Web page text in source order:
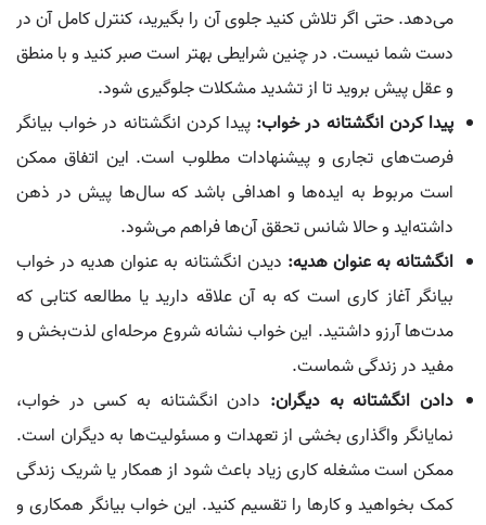
می‌دهد. حتی اگر تلاش کنید جلوی آن را بگیرید، کنترل کامل آن در
دست شما نیست. در چنین شرایطی بهتر است صبر کنید و با منطق
و عقل پیش بروید تا از تشدید مشکلات جلوگیری شود.
پیدا کردن انگشتانه در خواب: پیدا کردن انگشتانه در خواب بیانگر
فرصت‌های تجاری و پیشنهادات مطلوب است. این اتفاق ممکن
است مربوط به ایده‌ها و اهدافی باشد که سال‌ها پیش در ذهن
داشته‌اید و حالا شانس تحقق آن‌ها فراهم می‌شود.
انگشتانه به عنوان هدیه: دیدن انگشتانه به عنوان هدیه در خواب
بیانگر آغاز کاری است که به آن علاقه دارید یا مطالعه کتابی که
مدت‌ها آرزو داشتید. این خواب نشانه شروع مرحله‌ای لذت‌بخش و
مفید در زندگی شماست.
دادن انگشتانه به دیگران: دادن انگشتانه به کسی در خواب،
نمایانگر واگذاری بخشی از تعهدات و مسئولیت‌ها به دیگران است.
ممکن است مشغله کاری زیاد باعث شود از همکار یا شریک زندگی
کمک بخواهید و کارها را تقسیم کنید. این خواب بیانگر همکاری و